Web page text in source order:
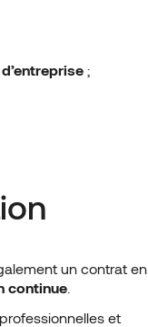
;
un contrat en
continue
et